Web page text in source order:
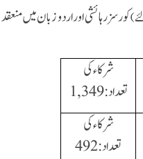
کورسز رہائشی اور اردو زبان میں منعقد
شرکاء کی
تعداد:1, 349
شرکاء کی
تعداد: 492